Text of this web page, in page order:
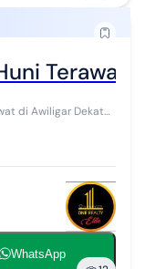
Terawat
WhatsApp